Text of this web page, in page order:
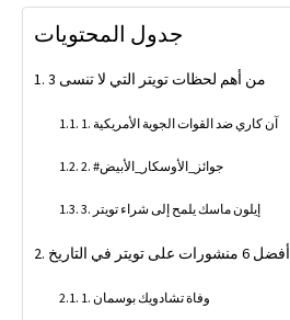
جدول المحتويات
3 من أهم لحظات تويتر التي لا تنسى
1. آن كاري ضد القوات الجوية الأمريكية
2. #جوائز_الأوسكار_الأبيض
أفضل 6 منشورات على تويتر في التاريخ
1. وفاة تشادويك بوسمان